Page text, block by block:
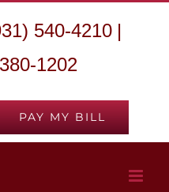
540-4210 |
1202
PAY MY BILL